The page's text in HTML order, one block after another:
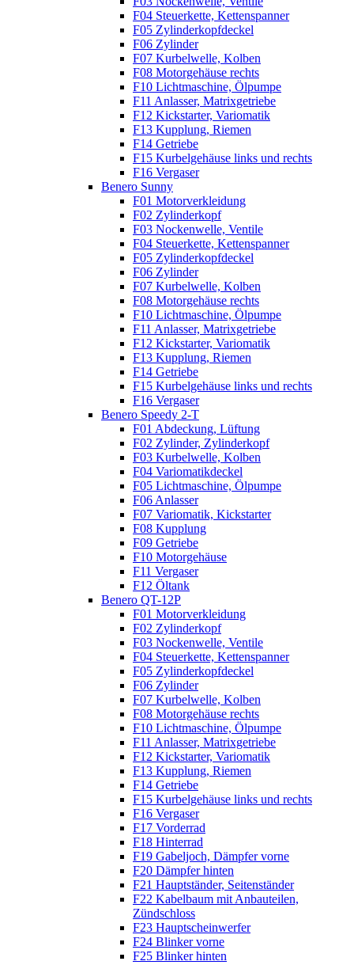
F04 Steuerkette, Kettenspanner
F05 Zylinderkopfdeckel
F06 Zylinder
F07 Kurbelwelle, Kolben
F08 Motorgehäuse rechts
F10 Lichtmaschine, Ölpumpe
F11 Anlasser, Matrixgetriebe
F12 Kickstarter, Variomatik
F13 Kupplung, Riemen
F14 Getriebe
F15 Kurbelgehäuse links und rechts
F16 Vergaser
Benero Sunny
F01 Motorverkleidung
F02 Zylinderkopf
F03 Nockenwelle, Ventile
F04 Steuerkette, Kettenspanner
F05 Zylinderkopfdeckel
F06 Zylinder
F07 Kurbelwelle, Kolben
F08 Motorgehäuse rechts
F10 Lichtmaschine, Ölpumpe
F11 Anlasser, Matrixgetriebe
F12 Kickstarter, Variomatik
F13 Kupplung, Riemen
F14 Getriebe
F15 Kurbelgehäuse links und rechts
F16 Vergaser
Benero Speedy 2-T
F01 Abdeckung, Lüftung
F02 Zylinder, Zylinderkopf
F03 Kurbelwelle, Kolben
F04 Variomatikdeckel
F05 Lichtmaschine, Ölpumpe
F06 Anlasser
F07 Variomatik, Kickstarter
F08 Kupplung
F09 Getriebe
F10 Motorgehäuse
F11 Vergaser
F12 Öltank
Benero QT-12P
F01 Motorverkleidung
F02 Zylinderkopf
F03 Nockenwelle, Ventile
F04 Steuerkette, Kettenspanner
F05 Zylinderkopfdeckel
F06 Zylinder
F07 Kurbelwelle, Kolben
F08 Motorgehäuse rechts
F10 Lichtmaschine, Ölpumpe
F11 Anlasser, Matrixgetriebe
F12 Kickstarter, Variomatik
F13 Kupplung, Riemen
F14 Getriebe
F15 Kurbelgehäuse links und rechts
F16 Vergaser
F17 Vorderrad
F18 Hinterrad
F19 Gabeljoch, Dämpfer vorne
F20 Dämpfer hinten
F21 Hauptständer, Seitenständer
F22 Kabelbaum mit Anbauteilen,
Zündschloss
F23 Hauptscheinwerfer
F24 Blinker vorne
F25 Blinker hinten